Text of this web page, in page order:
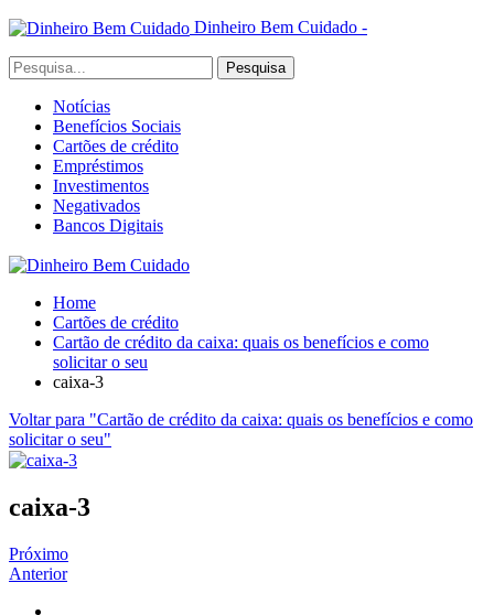
Dinheiro Bem Cuidado -
Notícias
Benefícios Sociais
Cartões de crédito
Empréstimos
Investimentos
Negativados
Bancos Digitais
Home
Cartões de crédito
Cartão de crédito da caixa: quais os benefícios e como
solicitar o seu
caixa-3
Voltar para "Cartão de crédito da caixa: quais os benefícios e como
solicitar o seu"
caixa-3
Próximo
Anterior